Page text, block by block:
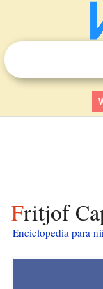
Fritjof
Enciclopedia para